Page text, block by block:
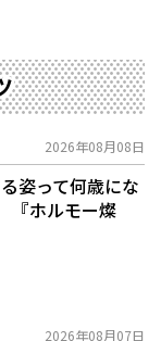
2026年08月08日
姿って何歳にな
『ホルモー燦
2026年08月07日